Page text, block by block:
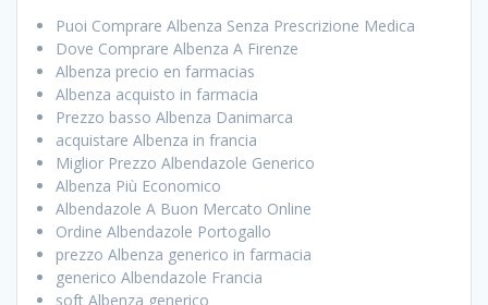
Puoi Comprare Albenza Senza Prescrizione Medica
Dove Comprare Albenza A Firenze
Albenza precio en farmacias
Albenza acquisto in farmacia
Prezzo basso Albenza Danimarca
acquistare Albenza in francia
Miglior Prezzo Albendazole Generico
Albenza Più Economico
Albendazole A Buon Mercato Online
Ordine Albendazole Portogallo
prezzo Albenza generico in farmacia
generico Albendazole Francia
soft Albenza generico